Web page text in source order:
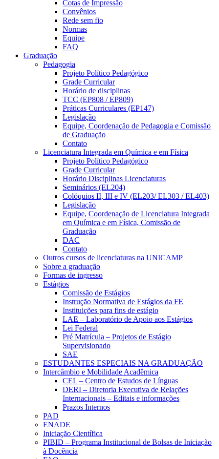
Cotas de Impressão
Convênios
Rede sem fio
Normas
Equipe
FAQ
Graduação
Pedagogia
Projeto Político Pedagógico
Grade Curricular
Horário de disciplinas
TCC (EP808 / EP809)
Práticas Curriculares (EP147)
Legislação
Equipe, Coordenação de Pedagogia e Comissão
de Graduação
Contato
Licenciatura Integrada em Química e em Física
Projeto Político Pedagógico
Grade Curricular
Horário Disciplinas Licenciaturas
Seminários (EL204)
Colóquios II, III e IV (EL203/ EL303 / EL403)
Legislação
Equipe, Coordenação de Licenciatura Integrada
em Química e em Física, Comissão de
Graduação
DAC
Contato
Outros cursos de licenciaturas na UNICAMP
Sobre a graduação
Formas de ingresso
Estágios
Comissão de Estágios
Instrução Normativa de Estágios da FE
Instituições para fins de estágio
LAE – Laboratório de Apoio aos Estágios
Lei Federal
Pré Matrícula – Projetos de Estágio
Supervisionado
SAE
ESTUDANTES ESPECIAIS NA GRADUAÇÃO
Intercâmbio e Mobilidade Acadêmica
CEL – Centro de Estudos de Línguas
DERI – Diretoria Executiva de Relações
Internacionais – Editais e informações
Prazos Internos
PAD
ENADE
Iniciação Científica
PIBID – Programa Institucional de Bolsas de Iniciação
à Docência